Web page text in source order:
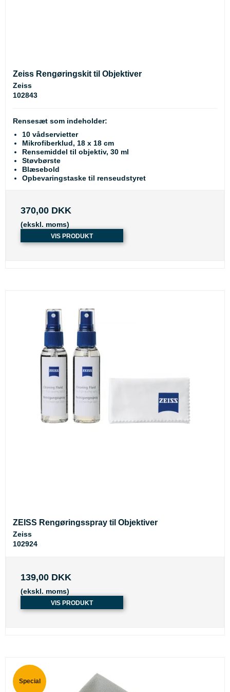
Zeiss Rengøringskit til Objektiver
Zeiss
102843
Rensesæt som indeholder:
10 vådservietter
Mikrofiberklud, 18 x 18 cm
Rensemiddel til objektiv, 30 ml
Støvbørste
Blæsebold
Opbevaringstaske til renseudstyret
370,00 DKK
(ekskl. moms)
VIS PRODUKT
ZEISS Rengøringsspray til Objektiver
Zeiss
102924
139,00 DKK
(ekskl. moms)
VIS PRODUKT
Special